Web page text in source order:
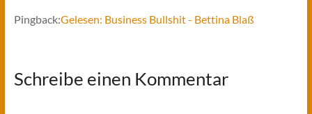
Pingback:Gelesen: Business Bullshit - Bettina Blaß
Schreibe einen Kommentar